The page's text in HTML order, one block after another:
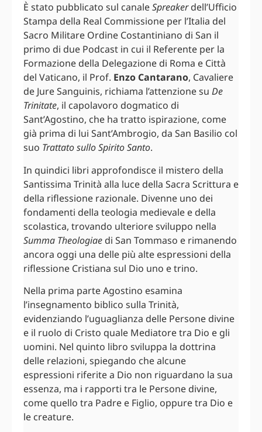
È stato pubblicato sul canaleSpreakerdell’Ufficio
Stampa della Real Commissione per l’Italia del
Sacro Militare Ordine Costantiniano di San il
primo di due Podcast in cui il Referente per la
Formazione della Delegazione di Roma e Città
del Vaticano, il Prof. Enzo Cantarano, Cavaliere
de Jure Sanguinis, richiama l’attenzione su De
Trinitate, il capolavoro dogmatico di
Sant’Agostino, che ha tratto ispirazione, come
già prima di lui Sant’Ambrogio, da San Basilio col
suo Trattato sullo Spirito Santo.
In quindici libri approfondisce il mistero della
Santissima Trinità alla luce della Sacra Scrittura e
della riflessione razionale. Divenne uno dei
fondamenti della teologia medievale e della
scolastica, trovando ulteriore sviluppo nella
Summa Theologiae di San Tommaso e rimanendo
ancora oggi una delle più alte espressioni della
riflessione Cristiana sul Dio uno e trino.
Nella prima parte Agostino esamina
l’insegnamento biblico sulla Trinità,
evidenziando l’uguaglianza delle Persone divine
e il ruolo di Cristo quale Mediatore tra Dio e gli
uomini. Nel quinto libro sviluppa la dottrina
delle relazioni, spiegando che alcune
espressioni riferite a Dio non riguardano la sua
essenza, ma i rapporti tra le Persone divine,
come quello tra Padre e Figlio, oppure tra Dio e
le creature.